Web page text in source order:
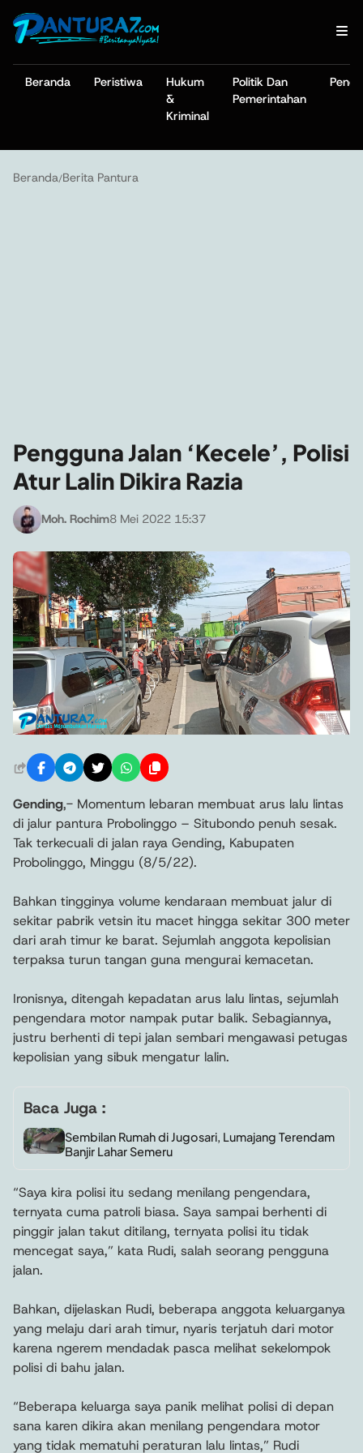
Beranda Peristiwa
Hukum
&
Kriminal
Politik Dan
Pemerintahan
Beranda/Berita Pantura
Pengguna Jalan ‘Kecele’, Polisi
Atur Lalin Dikira Razia
Moh. Rochim8 Mei 2022 15:37
Gending,- Momentum lebaran membuat arus lalu lintas
di jalur pantura Probolinggo – Situbondo penuh sesak.
Tak terkecuali di jalan raya Gending, Kabupaten
Probolinggo, Minggu (8/5/22).
Bahkan tingginya volume kendaraan membuat jalur di
sekitar pabrik vetsin itu macet hingga sekitar 300 meter
dari arah timur ke barat. Sejumlah anggota kepolisian
terpaksa turun tangan guna mengurai kemacetan.
Ironisnya, ditengah kepadatan arus lalu lintas, sejumlah
pengendara motor nampak putar balik. Sebagiannya,
justru berhenti di tepi jalan sembari mengawasi petugas
kepolisian yang sibuk mengatur lalin.
Baca Juga :
Sembilan Rumah di Jugosari, Lumajang Terendam
Banjir Lahar Semeru
“Saya kira polisi itu sedang menilang pengendara,
ternyata cuma patroli biasa. Saya sampai berhenti di
pinggir jalan takut ditilang, ternyata polisi itu tidak
mencegat saya,” kata Rudi, salah seorang pengguna
jalan.
Bahkan, dijelaskan Rudi, beberapa anggota keluarganya
yang melaju dari arah timur, nyaris terjatuh dari motor
karena ngerem mendadak pasca melihat sekelompok
polisi di bahu jalan.
“Beberapa keluarga saya panik melihat polisi di depan
sana karen dikira akan menilang pengendara motor
yang tidak mematuhi peraturan lalu lintas,” Rudi